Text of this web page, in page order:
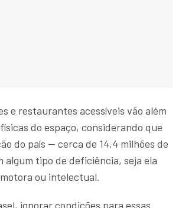
e restaurantes acessíveis vão além
do espaço, considerando que
do país — cerca de 14,4 milhões de
algum tipo de deficiência, seja ela
ou intelectual.
ignorar condições para essas